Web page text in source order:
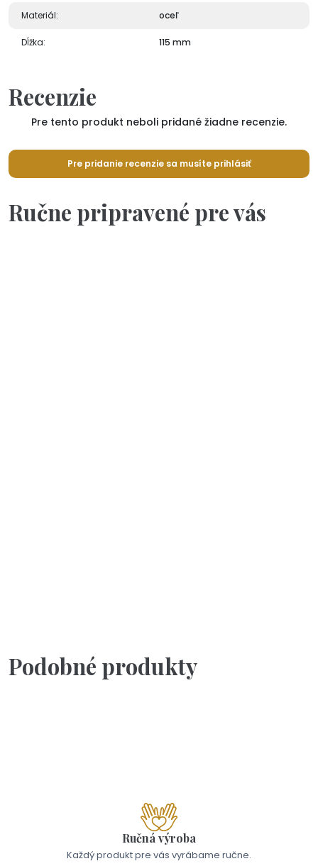
Materiál: oceľ
Dĺžka: 115 mm
Recenzie
Pre tento produkt neboli pridané žiadne recenzie.
Pre pridanie recenzie sa musíte prihlásiť
Ručne pripravené pre vás
Podobné produkty
Ručná výroba
Každý produkt pre vás vyrábame ručne.